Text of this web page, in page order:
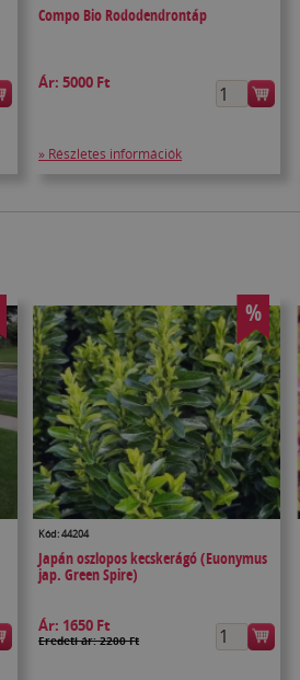
Compo Bio Rododendrontáp
Ár:5000 Ft
» Részletes információk
%
Kód: 44204
Japán oszlopos kecskerágó (Euonymus
jap. Green Spire)
Ár: 1650 Ft
Eredeti ár: 2200 Ft